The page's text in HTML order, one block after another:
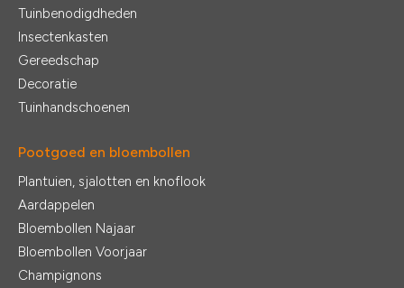
Tuinbenodigdheden
Insectenkasten
Gereedschap
Decoratie
Tuinhandschoenen
Pootgoed en bloembollen
Plantuien, sjalotten en knoflook
Aardappelen
Bloembollen Najaar
Bloembollen Voorjaar
Champignons